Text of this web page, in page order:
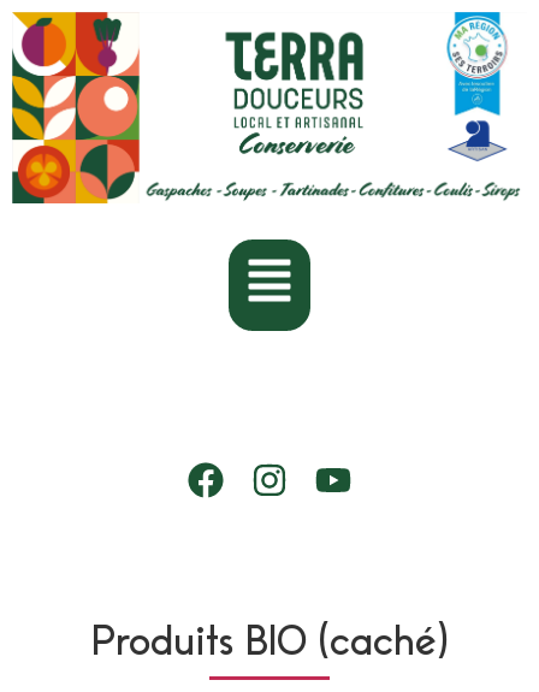
Produits BIO (caché)